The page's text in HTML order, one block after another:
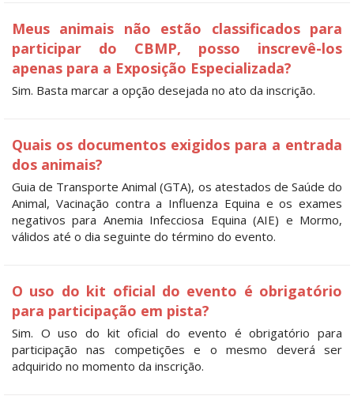
Meus animais não estão classificados para
participar do CBMP, posso inscrevê-los
apenas para a Exposição Especializada?
Sim. Basta marcar a opção desejada no ato da inscrição.
Quais os documentos exigidos para a entrada
dos animais?
Guia de Transporte Animal (GTA), os atestados de Saúde do
Animal, Vacinação contra a Influenza Equina e os exames
negativos para Anemia Infecciosa Equina (AIE) e Mormo,
válidos até o dia seguinte do término do evento.
O uso do kit oficial do evento é obrigatório
para participação em pista?
Sim. O uso do kit oficial do evento é obrigatório para
participação nas competições e o mesmo deverá ser
adquirido no momento da inscrição.